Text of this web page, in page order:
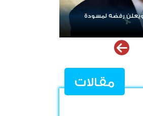
ردا على «خروقات» حزب الله.. إسرائيل تشن
لبنان
مقالات